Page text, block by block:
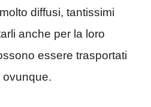
diffusi, tantissimi
anche per la loro
essere trasportati
ovunque.